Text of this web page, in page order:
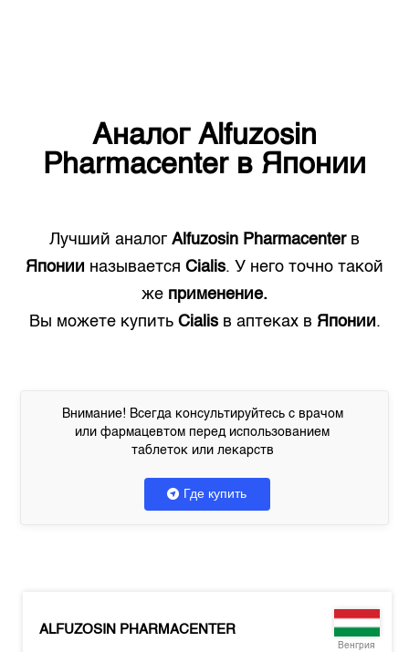
Аналог Alfuzosin
Pharmacenterв Японии
Лучший аналог Alfuzosin Pharmacenterв
Японии называется Cialis. У него точно такой
же применение.
Вы можете купить Cialisв аптеках в Японии.
Внимание! Всегда консультируйтесь с врачом
или фармацевтом перед использованием
таблеток или лекарств
Где купить
ALFUZOSIN PHARMACENTER
Венгрия